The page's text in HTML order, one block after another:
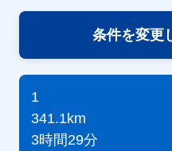
条件を変更
1
341.1km
3時間29分